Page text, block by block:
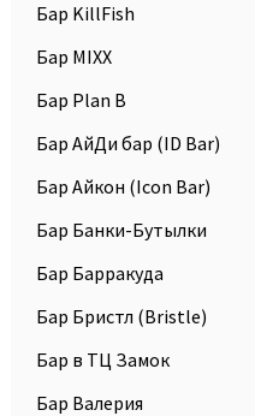
Бар KillFish
Бар MIXX
Бар Plan B
Бар АйДи бар (ID Bar)
Бар Айкон (Icon Bar)
Бар Банки-Бутылки
Бар Барракуда
Бар Бристл (Bristle)
Бар в ТЦ Замок
Бар Валерия